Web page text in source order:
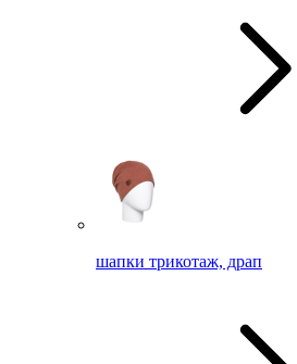
шапки трикотаж, драп